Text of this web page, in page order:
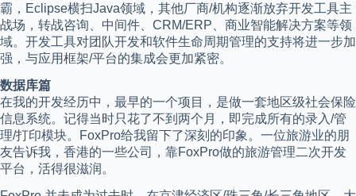
霸，Eclipse横扫Java领域，其他厂商/机构逐渐放弃开发工具主
战场，转战咨询、中间件、CRM/ERP、商业智能解决方案等领
域。开发工具对团队开发和软件生命周期管理的支持将进一步加
强，与应用框架/平台的集成会更加紧密。
数据库篇
在我的开发经历中，最早的一个项目，是做一套地区级社会保险
信息系统。记得当时只花了不到两个月，即完成所有的录入/管
理/打印模块。FoxPro给我留下了深刻的印象。一位旅游业的朋
友告诉我，香港的一些公司，靠FoxPro做的旅游管理二次开发
平台，活得很滋润。